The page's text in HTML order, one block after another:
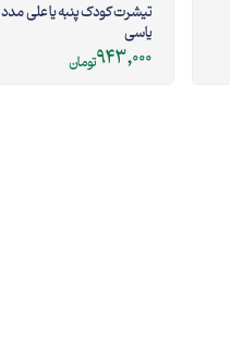
تیشرت کودک پنبه یا علی مدد
یاسی
943,000تومان